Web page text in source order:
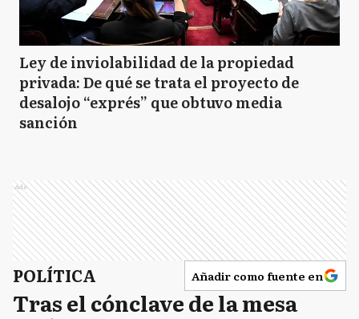
Ley de inviolabilidad de la propiedad
privada: De qué se trata el proyecto de
desalojo “exprés” que obtuvo media
sanción
Ads
POLÍTICA Añadir como fuente en
Tras el cónclave de la mesa